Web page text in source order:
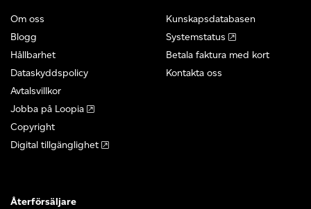
Om oss
Blogg
Hållbarhet
Dataskyddspolicy
Avtalsvillkor
Jobba på Loopia
Copyright
Digital tillgänglighet
Kunskapsdatabasen
Systemstatus
Betala faktura med kort
Kontakta oss
Återförsäljare